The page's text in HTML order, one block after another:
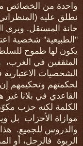
واحدة من الخصائص ما
نطلق عليه
خانة المستقل. ويرى
''الطبيعية'' شخصية
يكون لها طموح
المثقفين في الغرب،
الشخصيات الاعتبارية
لحكمتهم وتحكيمهم
القاعدي في بلانا
الكلمة لكنه حزب
موازاة الأحزاب بل
والدروس للجميع.
الربوة فالرجل، أو